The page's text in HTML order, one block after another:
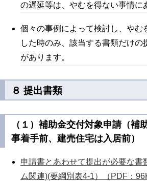
の遅延等は、やむを得ない事情に
個々の事例によって検討し、やむ
した時のみ、該当する書類だけの
があります。
８ 提出書類
（１）補助金交付対象申請（補
事着手前、建売住宅は入居前）
申請書とあわせて提出が必要な書
ム関連)(要綱別表4-1）（PDF：